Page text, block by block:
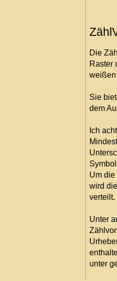
Die
Raster
weißen
Sie
dem
Ich
Um
wird
verteilt.
Unter
unter